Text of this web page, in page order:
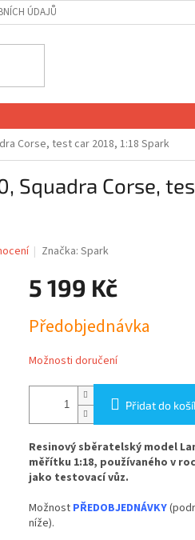
ÚDAJŮ
Corse, test car 2018, 1:18 Spark
Squadra Corse,
Značka:Spark
5 199 Kč
cena:
Předobjednávka
Možnosti doručení
Přidat do
Resinový sběratelský model
měřítku 1:18, používaného v
jako testovací vůz.
Možnost PŘEDOBJEDNÁVKY
níže).